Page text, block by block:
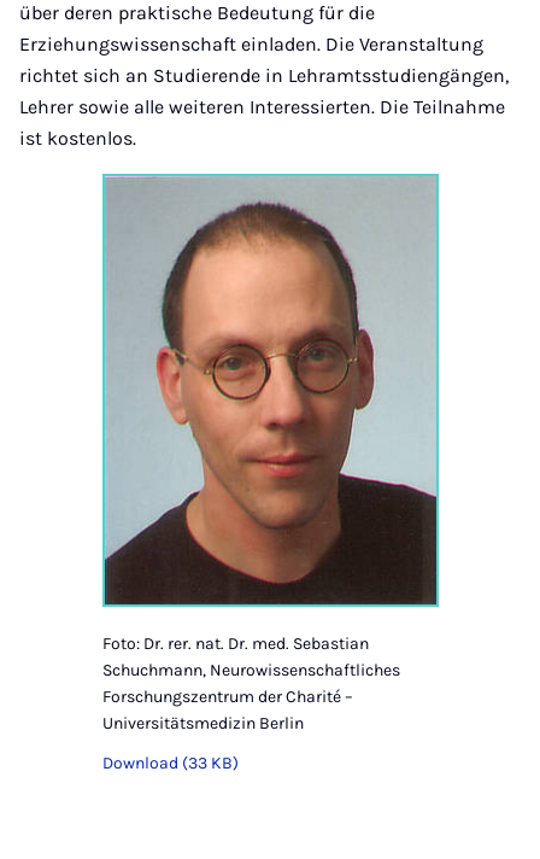
über deren praktische Bedeutung für die
Erziehungswissenschaft einladen. Die Veranstaltung
richtet sich an Studierende in Lehramtsstudiengängen,
Lehrer sowie alle weiteren Interessierten. Die Teilnahme
ist kostenlos.
Foto: Dr. rer. nat. Dr. med. Sebastian
Schuchmann, Neurowissenschaftliches
Forschungszentrum der Charité –
Universitätsmedizin Berlin
Download (33 KB)